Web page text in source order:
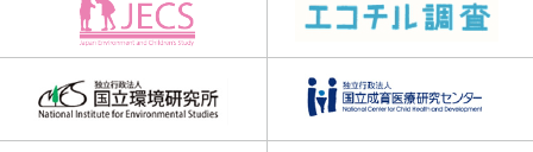
#クロスワード
#チャレンジGO
#チャレンジゴー
#ブロック当て
#三文字熟語
#三文字熟語クイズ
#並べかえクイズ